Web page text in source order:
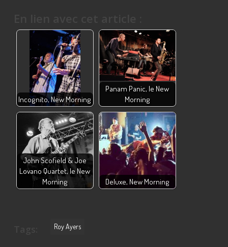
Incognito, New Morning
Panam Panic, le New
Morning
John Scofield & Joe
Lovano Quartet, le New
Morning
Deluxe, New Morning
Roy Ayers